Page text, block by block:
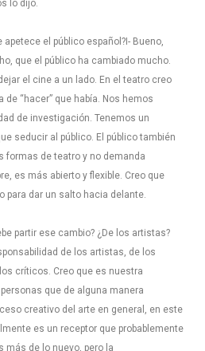
lo dijo.
apetece el público español? I- Bueno,
que el público ha cambiado mucho.
el cine a un lado. En el teatro creo
“hacer” que había. Nos hemos
de investigación. Tenemos un
seducir al público. El público también
formas de teatro y no demanda
es más abierto y flexible. Creo que
para dar un salto hacia delante.
partir ese cambio? ¿De los artistas?
de los artistas, de los
críticos. Creo que es nuestra
que de alguna manera
creativo del arte en general, en este
es un receptor que probablemente
más de lo nuevo, pero la